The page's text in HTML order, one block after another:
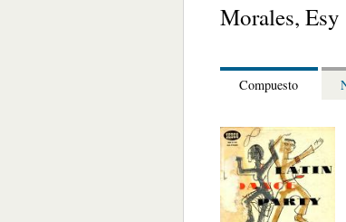
Morales, Esy
Compuesto